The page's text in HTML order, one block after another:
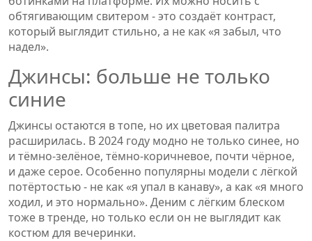
обтягивающим свитером - это создаёт контраст,
который выглядит стильно, а не как «я забыл, что
надел».
Джинсы: больше не только
синие
Джинсы остаются в топе, но их цветовая палитра
расширилась. В 2024 году модно не только синее, но
и тёмно-зелёное, тёмно-коричневое, почти чёрное,
и даже серое. Особенно популярны модели с лёгкой
потёртостью - не как «я упал в канаву», а как «я много
ходил, и это нормально». Деним с лёгким блеском
тоже в тренде, но только если он не выглядит как
костюм для вечеринки.